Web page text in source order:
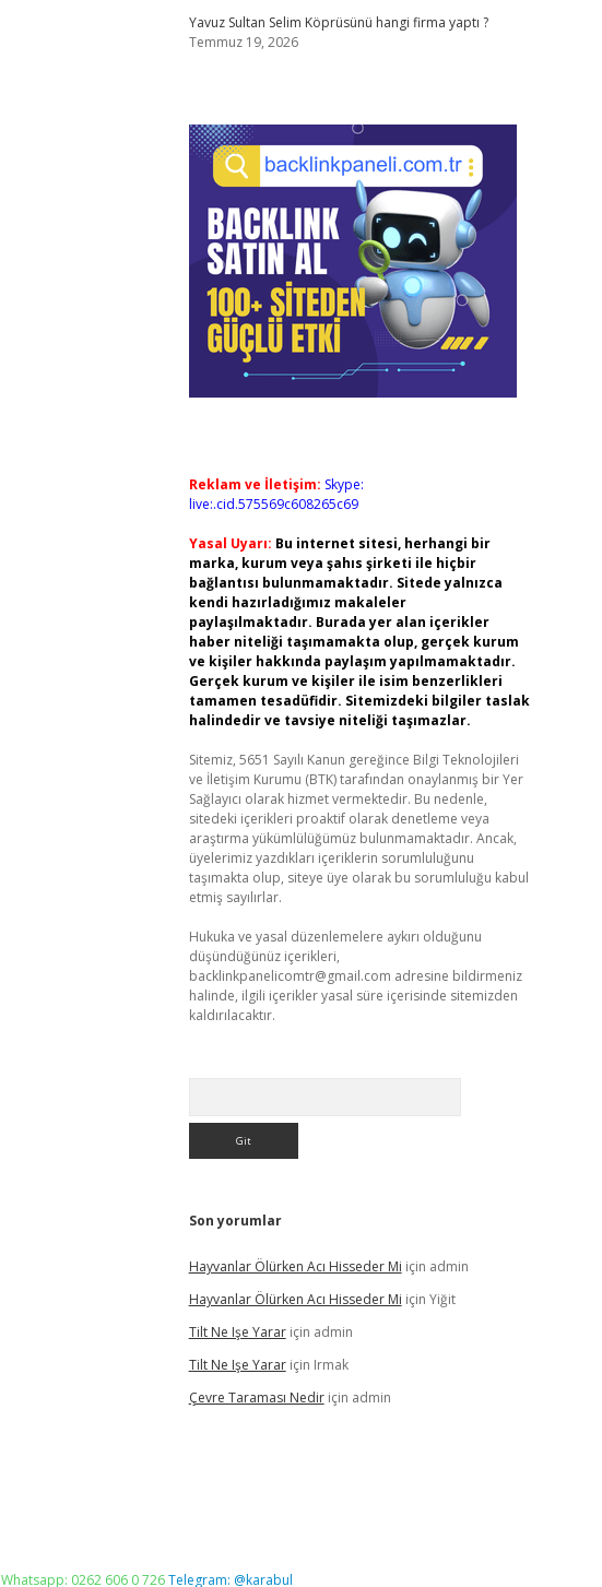
Yavuz Sultan Selim Köprüsünü hangi firma yaptı ?
Temmuz 19, 2026
Reklam ve İletişim: Skype:
live:.cid.575569c608265c69
Yasal Uyarı: Bu internet sitesi, herhangi bir
marka, kurum veya şahıs şirketi ile hiçbir
bağlantısı bulunmamaktadır. Sitede yalnızca
kendi hazırladığımız makaleler
paylaşılmaktadır. Burada yer alan içerikler
haber niteliği taşımamakta olup, gerçek kurum
ve kişiler hakkında paylaşım yapılmamaktadır.
Gerçek kurum ve kişiler ile isim benzerlikleri
tamamen tesadüfidir. Sitemizdeki bilgiler taslak
halindedir ve tavsiye niteliği taşımazlar.
Sitemiz, 5651 Sayılı Kanun gereğince Bilgi Teknolojileri
ve İletişim Kurumu (BTK) tarafından onaylanmış bir Yer
Sağlayıcı olarak hizmet vermektedir. Bu nedenle,
sitedeki içerikleri proaktif olarak denetleme veya
araştırma yükümlülüğümüz bulunmamaktadır. Ancak,
üyelerimiz yazdıkları içeriklerin sorumluluğunu
taşımakta olup, siteye üye olarak bu sorumluluğu kabul
etmiş sayılırlar.
Hukuka ve yasal düzenlemelere aykırı olduğunu
düşündüğünüz içerikleri,
backlinkpanelicomtr@gmail.com adresine bildirmeniz
halinde, ilgili içerikler yasal süre içerisinde sitemizden
kaldırılacaktır.
Son yorumlar
Hayvanlar Ölürken Acı Hisseder Mi için admin
Hayvanlar Ölürken Acı Hisseder Mi için Yiğit
Tilt Ne Işe Yarariçin admin
Tilt Ne Işe Yarariçin Irmak
Çevre Taraması Nediriçin admin
Whatsapp: 0262 606 0 726Telegram: @karabul